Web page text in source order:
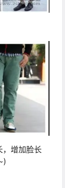
增加脸长